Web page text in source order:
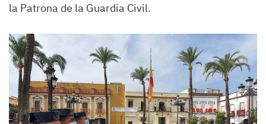
la Patrona de la Guardia Civil.